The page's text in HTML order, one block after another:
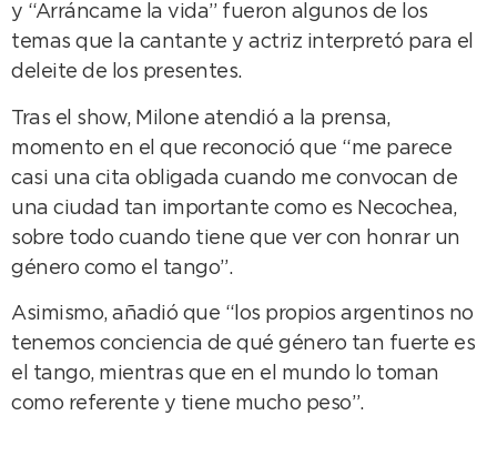
y “Arráncame la vida” fueron algunos de los
temas que la cantante y actriz interpretó para el
deleite de los presentes.
Tras el show, Milone atendió a la prensa,
momento en el que reconoció que “me parece
casi una cita obligada cuando me convocan de
una ciudad tan importante como es Necochea,
sobre todo cuando tiene que ver con honrar un
género como el tango”.
Asimismo, añadió que “los propios argentinos no
tenemos conciencia de qué género tan fuerte es
el tango, mientras que en el mundo lo toman
como referente y tiene mucho peso”.